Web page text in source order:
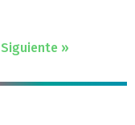
Siguiente »